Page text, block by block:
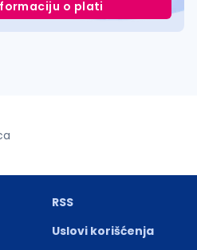
o plati
RSS
Uslovi korišćenja